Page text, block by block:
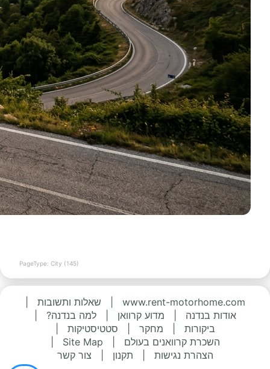
PageType: City (145)
www.rent-motorhome.com שאלות ותשובות
אודות בנדנה
מדוע קרוואן למה בנדנה?
ביקורות
מחקר סטטיסטיקות
השכרת קרוואנים בעולם
Site Map
הצהרת נגישות
תקנון צור קשר